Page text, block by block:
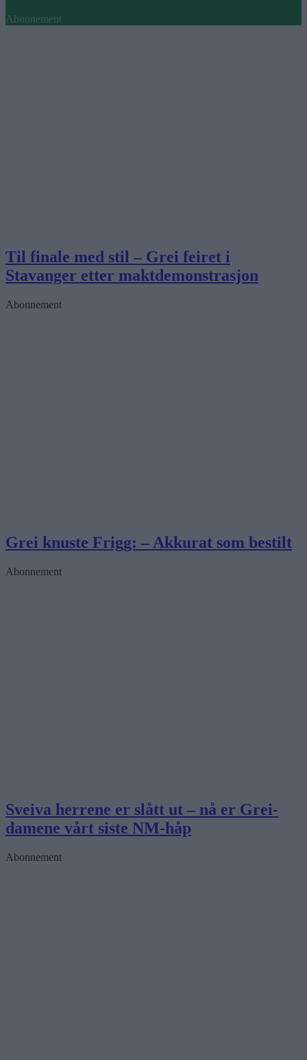
Abonnement
Til finale med stil – Grei feiret i
Stavanger etter maktdemonstrasjon
Abonnement
Grei knuste Frigg: – Akkurat som bestilt
Abonnement
Sveiva herrene er slått ut – nå er Grei-
damene vårt siste NM-håp
Abonnement